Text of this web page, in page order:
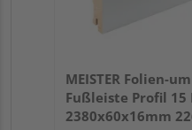
MEISTER Folien-
Fußleiste Profil 15
2380x60x16mm